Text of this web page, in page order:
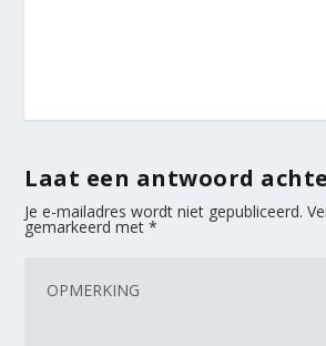
Laat een antwoord
Je e-mailadres wordt niet gepubliceerd.
gemarkeerd met*